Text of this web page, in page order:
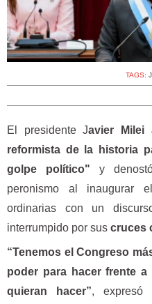
TAGS:
El presidente Javier Milei
reformista de la historia
golpe político" y
peronismo al inaugurar
ordinarias con un
interrumpido por sus cruces
“Tenemos el Congreso
poder para hacer frente
quieran hacer”, expresó